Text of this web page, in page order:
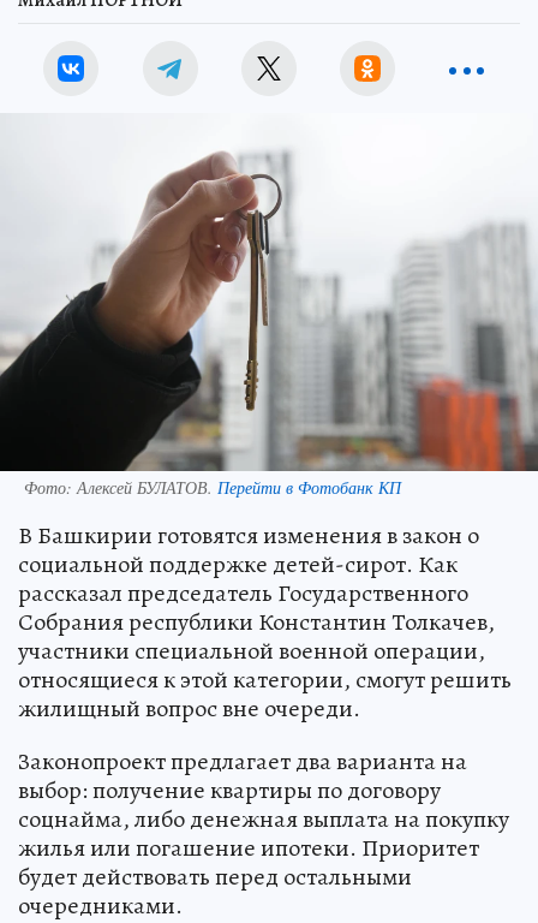
Фото: Алексей БУЛАТОВ. Перейти в Фотобанк КП
В Башкирии готовятся изменения в закон о
социальной поддержке детей-сирот. Как
рассказал председатель Государственного
Собрания республики Константин Толкачев,
участники специальной военной операции,
относящиеся к этой категории, смогут решить
жилищный вопрос вне очереди.
Законопроект предлагает два варианта на
выбор: получение квартиры по договору
соцнайма, либо денежная выплата на покупку
жилья или погашение ипотеки. Приоритет
будет действовать перед остальными
очередниками.